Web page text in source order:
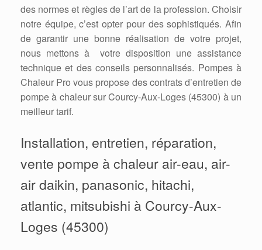
des normes et règles de l’art de la profession. Choisir
notre équipe, c’est opter pour des sophistiqués. Afin
de garantir une bonne réalisation de votre projet,
nous mettons à votre disposition une assistance
technique et des conseils personnalisés. Pompes à
Chaleur Pro vous propose des contrats d’entretien de
pompe à chaleur sur Courcy-Aux-Loges (45300) à un
meilleur tarif.
Installation, entretien, réparation,
vente pompe à chaleur air-eau, air-
air daikin, panasonic, hitachi,
atlantic, mitsubishi à Courcy-Aux-
Loges (45300)